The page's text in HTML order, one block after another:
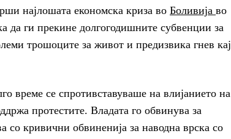
најлошата економска криза во Боливија во
да ги прекине долгогодишните субвенции за
трошоците за живот и предизвика гнев кај
време се спротивставуваше на влијанието на
протестите. Владата го обвинува за
со кривични обвиненија за наводна врска со